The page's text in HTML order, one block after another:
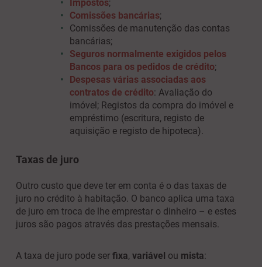
Impostos;
Comissões bancárias;
Comissões de manutenção das contas
bancárias;
Seguros normalmente exigidos pelos
Bancos para os pedidos de crédito;
Despesas várias associadas aos
contratos de crédito: Avaliação do
imóvel; Registos da compra do imóvel e
empréstimo (escritura, registo de
aquisição e registo de hipoteca).
Taxas de juro
Outro custo que deve ter em conta é o das taxas de
juro no crédito à habitação. O banco aplica uma taxa
de juro em troca de lhe emprestar o dinheiro – e estes
juros são pagos através das prestações mensais.
A taxa de juro pode ser fixa, variável ou mista: